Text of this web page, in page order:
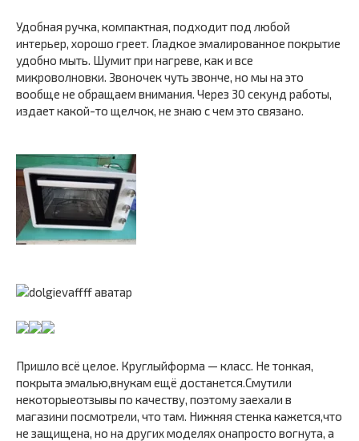
Удобная ручка, компактная, подходит под любой
интерьер, хорошо греет. Гладкое эмалированное покрытие
удобно мыть. Шумит при нагреве, как и все
микроволновки. Звоночек чуть звонче, но мы на это
вообще не обращаем внимания. Через 30 секунд работы,
издает какой-то щелчок, не знаю с чем это связано.
Пришло всё целое. Круглыйформа — класс. Не тонкая,
покрыта эмалью,внукам ещё достанется.Смутили
некоторыеотзывы по качеству, поэтому заехали в
магазини посмотрели, что там. Нижняя стенка кажется,что
не защищена, но на других моделях онапросто вогнута, а